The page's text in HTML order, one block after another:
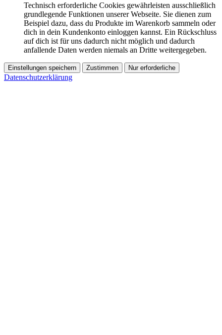
Technisch erforderliche Cookies gewährleisten ausschließlich
grundlegende Funktionen unserer Webseite. Sie dienen zum
Beispiel dazu, dass du Produkte im Warenkorb sammeln oder
dich in dein Kundenkonto einloggen kannst. Ein Rückschluss
auf dich ist für uns dadurch nicht möglich und dadurch
anfallende Daten werden niemals an Dritte weitergegeben.
Einstellungen speichern Zustimmen Nur erforderliche
Datenschutzerklärung